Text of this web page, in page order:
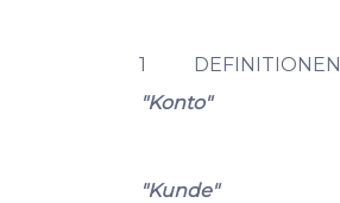
1 DEFINITIONEN
"Konto"
"Kunde"